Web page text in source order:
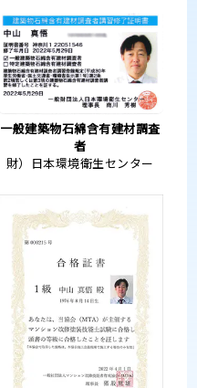
一般建築物石綿含有建材調査
者
財）日本環境衛生センター